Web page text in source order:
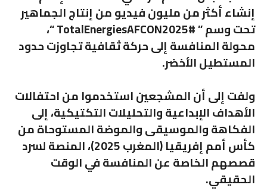
إنشاء أكثر من مليون فيديو من إنتاج الجماهير
تحت وسم ” #TotalEnergiesAFCON2025 “،
محولة المنافسة إلى حركة ثقافية تجاوزت حدود
المستطيل الأخضر.
ولفت إلى أن المشجعين استخدموا من احتفالات
الأهداف الإبداعية والتحليلات التكتيكية، إلى
الفكاهة والموسيقى والموضة المستوحاة من
كأس أمم إفريقيا (المغرب 2025)، المنصة لسرد
قصصهم الخاصة عن المنافسة في الوقت
الحقيقي.